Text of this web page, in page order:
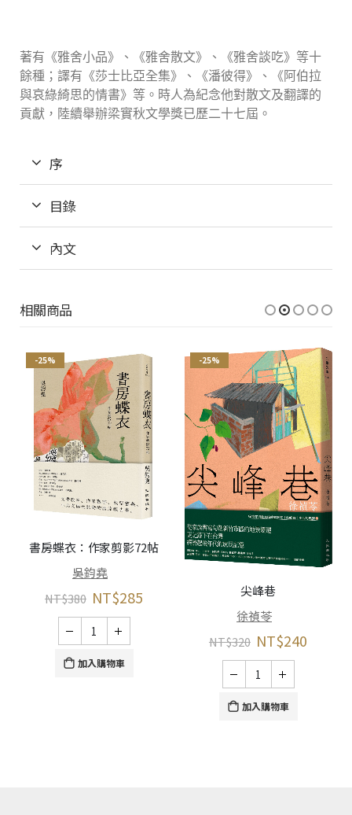
著有《雅舍小品》、《雅舍散文》、《雅舍談吃》等十
餘種；譯有《莎士比亞全集》、《潘彼得》、《阿伯拉
與哀綠綺思的情書》等。時人為紀念他對散文及翻譯的
貢獻，陸續舉辦梁實秋文學獎已歷二十七屆。
序
目錄
內文
相關商品
-25%
書房蝶衣：作家剪影72帖
吳鈞堯
NT$380 NT$285
加入購物車
-25%
尖峰巷
徐禎苓
NT$320 NT$240
加入購物車